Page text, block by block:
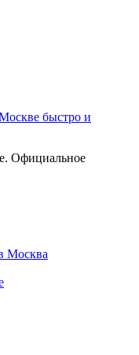
быстро и
Официальное
Москва